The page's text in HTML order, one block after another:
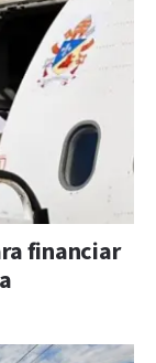
financiar